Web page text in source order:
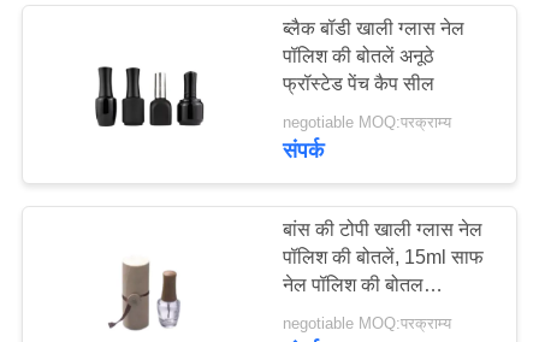
धुंध स्प्रेयर पंप
ब्लैक बॉडी खाली ग्लास नेल
पॉलिश की बोतलें अनूठे
फ्रॉस्टेड पेंच कैप सील
negotiable MOQ:परक्राम्य
संपर्क
बांस की टोपी खाली ग्लास नेल
पॉलिश की बोतलें, 15ml साफ
नेल पॉलिश की बोतल
अनुकूलित
negotiable MOQ:परक्राम्य